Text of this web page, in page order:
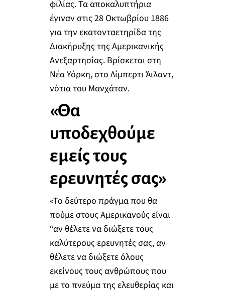
φιλίας. Τα αποκαλυπτήρια
έγιναν στις 28 Οκτωβρίου 1886
για την εκατονταετηρίδα της
Διακήρυξης της Αμερικανικής
Ανεξαρτησίας. Βρίσκεται στη
Νέα Υόρκη, στο Λίμπερτι Άιλαντ,
νότια του Μανχάταν.
«Θα
υποδεχθούμε
εμείς τους
ερευνητές σας»
«Το δεύτερο πράγμα που θα
πούμε στους Αμερικανούς είναι
“αν θέλετε να διώξετε τους
καλύτερους ερευνητές σας, αν
θέλετε να διώξετε όλους
εκείνους τους ανθρώπους που
με το πνεύμα της ελευθερίας και